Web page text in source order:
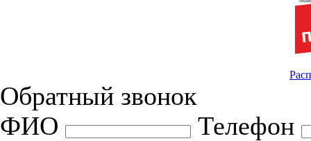
Обратный звонок
ФИО
Телефон